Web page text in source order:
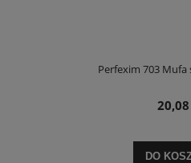
Perfexim 703 Mufa
20,08
DO